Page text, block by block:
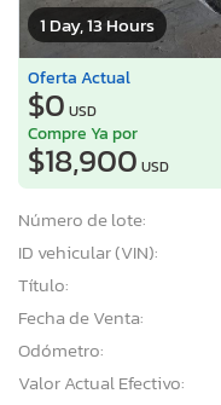
1 Day, 13 Hours
Oferta Actual
$0 USD
Compre Ya por
$18,900 USD
Número de lote:
ID vehicular (VIN):
Título:
Fecha de Venta:
Odómetro:
Valor Actual Efectivo: